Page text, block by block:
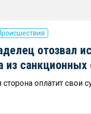
отозвал
из санкционных
оплатит свои